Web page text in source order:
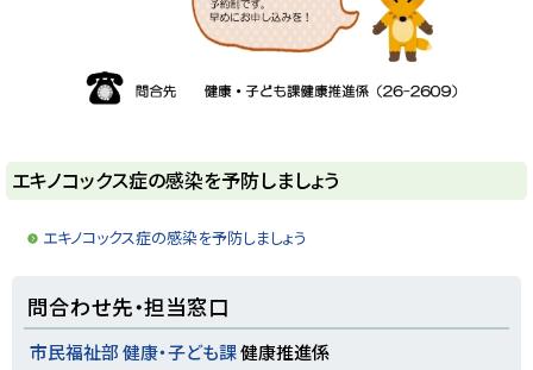
ト
ッ
エキノコックス症の感染を予防しましょう
エキノコックス症の感染を予防しましょう
問合わせ先・担当窓口
市民福祉部 健康・子ども課健康推進係